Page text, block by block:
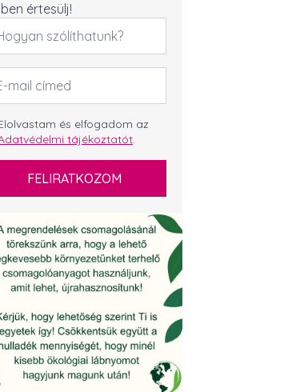
értesülj!
és elfogadom az
tájékoztatót.
FELIRATKOZOM